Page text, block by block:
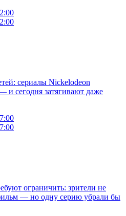
сериалы Nickelodeon
и сегодня затягивают даже
ограничить: зрители не
— но одну серию убрали бы